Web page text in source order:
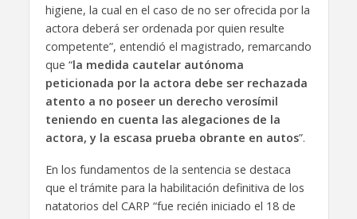
higiene, la cual en el caso de no ser ofrecida por la
actora deberá ser ordenada por quien resulte
competente”, entendió el magistrado, remarcando
que “la medida cautelar autónoma
peticionada por la actora debe ser rechazada
atento a no poseer un derecho verosímil
teniendo en cuenta las alegaciones de la
actora, y la escasa prueba obrante en autos”.
En los fundamentos de la sentencia se destaca
que el trámite para la habilitación definitiva de los
natatorios del CARP “fue recién iniciado el 18 de